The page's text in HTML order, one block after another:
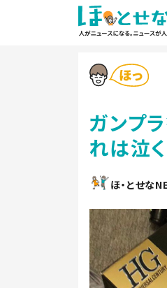
ガンプ
れは泣
ほ・とせな